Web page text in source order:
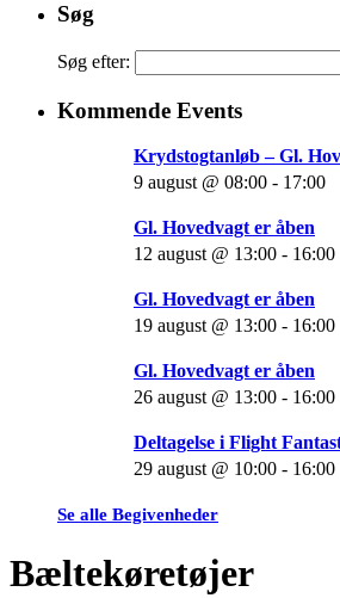
Søg
Søg efter:
Kommende Events
Krydstogtanløb – Gl.
9 august @ 08:00 - 17:00
Gl. Hovedvagt er åben
12 august @ 13:00 - 16:00
Gl. Hovedvagt er åben
19 august @ 13:00 - 16:00
Gl. Hovedvagt er åben
26 august @ 13:00 - 16:00
Deltagelse i Flight
29 august @ 10:00 - 16:00
Se alle Begivenheder
Bæltekøretøjer